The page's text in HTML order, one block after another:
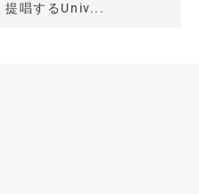
提唱するUniv...